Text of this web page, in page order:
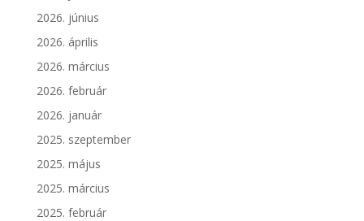
2026. június
2026. április
2026. március
2026. február
2026. január
2025. szeptember
2025. május
2025. március
2025. február